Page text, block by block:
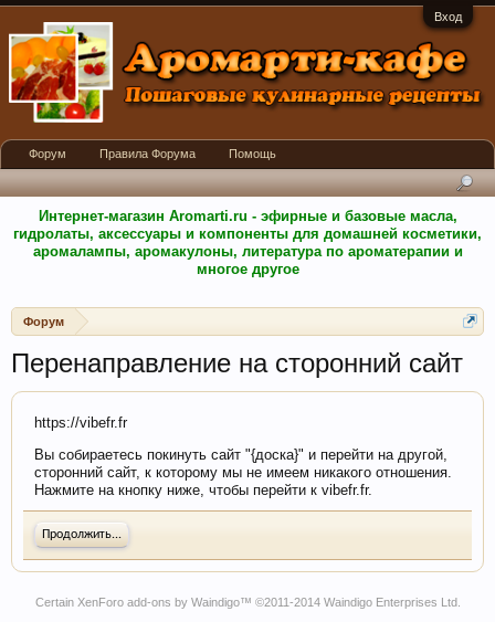
Вход
Интернет-магазин Aromarti.ru - эфирные и базовые масла,
гидролаты, аксессуары и компоненты для домашней косметики,
аромалампы, аромакулоны, литература по ароматерапии и
многое другое
Форум
Перенаправление на сторонний сайт
https://vibefr.fr
Вы собираетесь покинуть сайт "{доска}" и перейти на другой,
сторонний сайт, к которому мы не имеем никакого отношения.
Нажмите на кнопку ниже, чтобы перейти к vibefr.fr.
Продолжить...
Certain XenForo add-ons by Waindigo™ ©2011-2014 Waindigo Enterprises Ltd.
Форум Правила Форума Помощь